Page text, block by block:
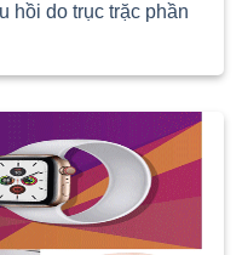
hồi do trục trặc phần